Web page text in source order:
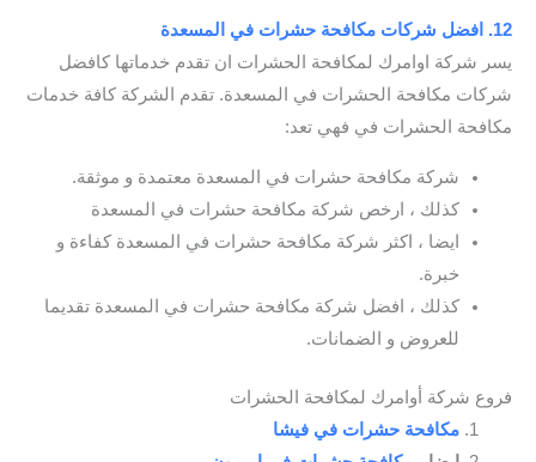
12. افضل شركات مكافحة حشرات في المسعدة
يسر شركة اوامرك لمكافحة الحشرات ان تقدم خدماتها كافضل
شركات مكافحة الحشرات في المسعدة. تقدم الشركة كافة خدمات
مكافحة الحشرات في فهي تعد:
شركة مكافحة حشرات في المسعدة معتمدة و موثقة.
كذلك ، ارخص شركة مكافحة حشرات في المسعدة
ايضا ، اكثر شركة مكافحة حشرات في المسعدة كفاءة و
خبرة.
كذلك ، افضل شركة مكافحة حشرات في المسعدة تقديما
للعروض و الضمانات.
فروع شركة أوامرك لمكافحة الحشرات
مكافحة حشرات في فيشا